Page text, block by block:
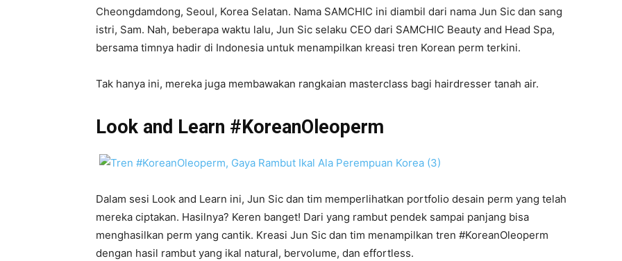
Cheongdamdong, Seoul, Korea Selatan. Nama SAMCHIC ini diambil dari nama Jun Sic dan sang
istri, Sam. Nah, beberapa waktu lalu, Jun Sic selaku CEO dari SAMCHIC Beauty and Head Spa,
bersama timnya hadir di Indonesia untuk menampilkan kreasi tren Korean perm terkini.
Tak hanya ini, mereka juga membawakan rangkaian masterclass bagi hairdresser tanah air.
Look and Learn #KoreanOleoperm
Dalam sesi Look and Learn ini, Jun Sic dan tim memperlihatkan portfolio desain perm yang telah
mereka ciptakan. Hasilnya? Keren banget! Dari yang rambut pendek sampai panjang bisa
menghasilkan perm yang cantik. Kreasi Jun Sic dan tim menampilkan tren #KoreanOleoperm
dengan hasil rambut yang ikal natural, bervolume, dan effortless.